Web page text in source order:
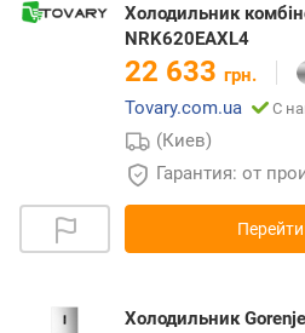
Холодильник
NRK620EAXL4
22 633 грн.
Tovary.com.ua
С
(Киев)
Гарантия: от
Холодильник